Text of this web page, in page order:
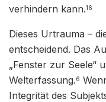
verhindern kann.16
Dieses Urtrauma –
entscheidend. Das
„Fenster zur Seele“
Welterfassung.6
Integrität des